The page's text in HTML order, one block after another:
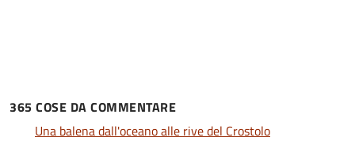
365 COSE DA COMMENTARE
Una balena dall'oceano alle rive del Crostolo